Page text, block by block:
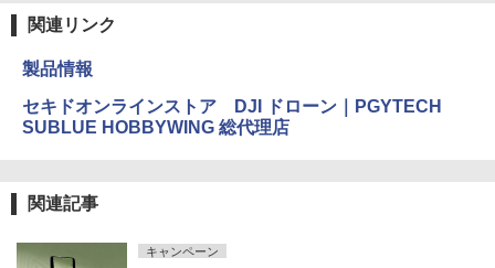
関連リンク
製品情報
セキドオンラインストア DJI ドローン｜PGYTECH
SUBLUE HOBBYWING 総代理店
関連記事
キャンペーン